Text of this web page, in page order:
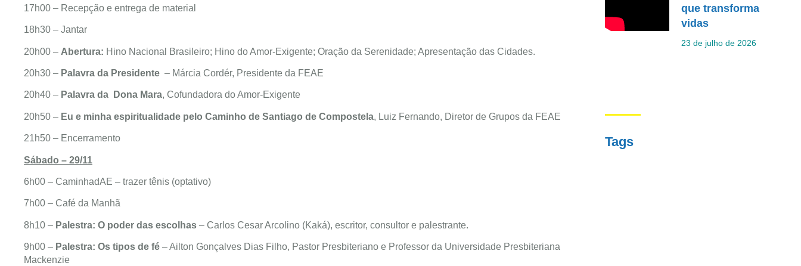
17h00 – Recepção e entrega de material
18h30 – Jantar
20h00 – Abertura: Hino Nacional Brasileiro; Hino do Amor-Exigente; Oração da Serenidade; Apresentação das Cidades.
20h30 – Palavra da Presidente – Márcia Cordér, Presidente da FEAE
20h40 – Palavra da Dona Mara, Cofundadora do Amor-Exigente
20h50 – Eu e minha espiritualidade pelo Caminho de Santiago de Compostela, Luiz Fernando, Diretor de Grupos da FEAE
21h50 – Encerramento
Sábado – 29/11
6h00 – CaminhadAE – trazer tênis (optativo)
7h00 – Café da Manhã
8h10 – Palestra: O poder das escolhas – Carlos Cesar Arcolino (Kaká), escritor, consultor e palestrante.
9h00 – Palestra: Os tipos de fé – Ailton Gonçalves Dias Filho, Pastor Presbiteriano e Professor da Universidade Presbiteriana
Mackenzie
que transforma
vidas
23 de julho de 2026
Tags